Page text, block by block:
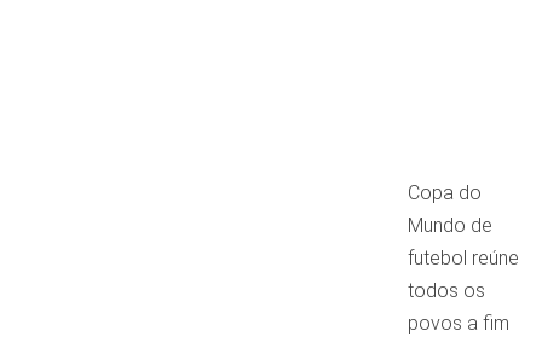
Copa do
Mundo de
futebol reúne
todos os
povos a fim